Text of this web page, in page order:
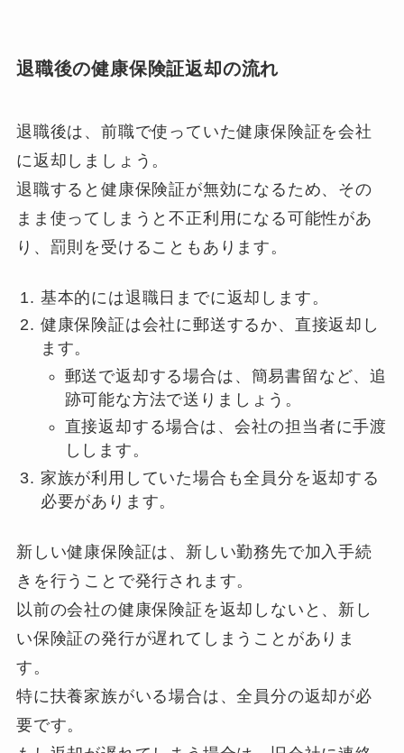
退職後の健康保険証返却の流れ
退職後は、前職で使っていた健康保険証を会社
に返却しましょう。
退職すると健康保険証が無効になるため、その
まま使ってしまうと不正利用になる可能性があ
り、罰則を受けることもあります。
基本的には退職日までに返却します。
健康保険証は会社に郵送するか、直接返却し
ます。
郵送で返却する場合は、簡易書留など、追
跡可能な方法で送りましょう。
直接返却する場合は、会社の担当者に手渡
しします。
家族が利用していた場合も全員分を返却する
必要があります。
新しい健康保険証は、新しい勤務先で加入手続
きを行うことで発行されます。
以前の会社の健康保険証を返却しないと、新し
い保険証の発行が遅れてしまうことがありま
す。
特に扶養家族がいる場合は、全員分の返却が必
要です。